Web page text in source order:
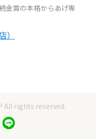
金賞の本格からあげ専
）
All rights reserved.